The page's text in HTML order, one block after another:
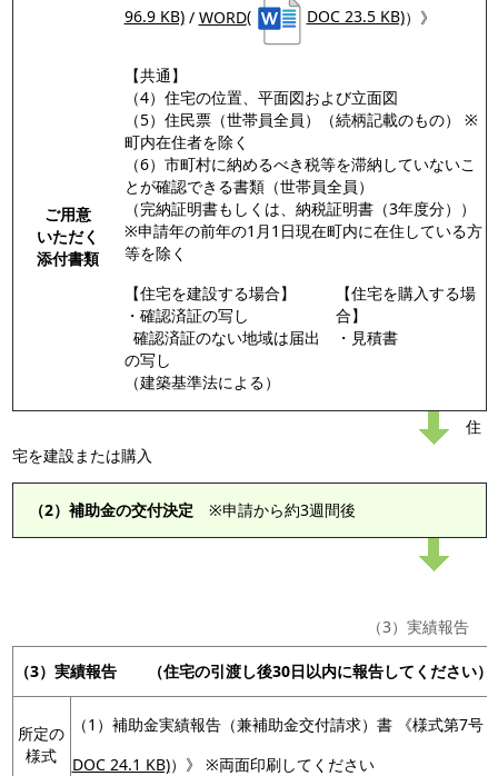
96.9 KB)/ WORD( DOC 23.5 KB)）》
ご用意
いただく
添付書類
【共通】
（4）住宅の位置、平面図および立面図
（5）住民票（世帯員全員）（続柄記載のもの） ※
町内在住者を除く
（6）市町村に納めるべき税等を滞納していないこ
とが確認できる書類（世帯員全員）
（完納証明書もしくは、納税証明書（3年度分））
※申請年の前年の1月1日現在町内に在住している方
等を除く
【住宅を建設する場合】
・確認済証の写し
確認済証のない地域は届出
の写し
（建築基準法による）
【住宅を購入する場
合】
・見積書
住
宅を建設または購入
（2）補助金の交付決定 ※申請から約3週間後
（3）実績報告
（3）実績報告 （住宅の引渡し後30日以内に報告してください）
所定の
様式
（1）補助金実績報告（兼補助金交付請求）書 《様式第7号（
DOC 24.1 KB)）》 ※両面印刷してください